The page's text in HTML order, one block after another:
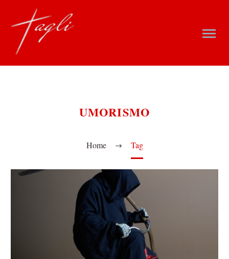
UMORISMO
Home Tag